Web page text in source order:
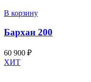
В корзину
Бархан 200
60 900 ₽
ХИТ